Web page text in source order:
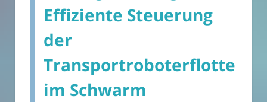
Effiziente Steuerung
der
Transportroboterflotten
im Schwarm